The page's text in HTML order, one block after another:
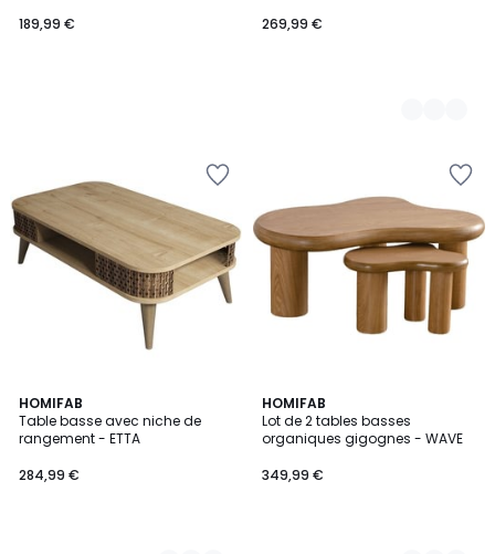
189,99 €
269,99 €
HOMIFAB
Table basse avec niche de
rangement - ETTA
284,99 €
2
Couleurs
HOMIFAB
Lot de 2 tables basses
organiques gigognes - WAVE
349,99 €
3
Couleurs